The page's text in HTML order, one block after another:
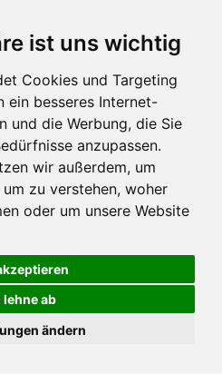
ist uns wichtig
Cookies und Targeting
ein besseres Internet-
und die Werbung, die Sie
anzupassen.
wir außerdem, um
zu verstehen, woher
oder um unsere Website
lehne ab
ändern